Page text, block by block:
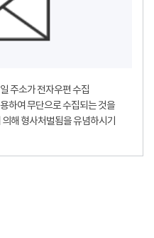
주소가 전자우편 수집
하여 무단으로 수집되는 것을
해 형사처벌됨을 유념하시기